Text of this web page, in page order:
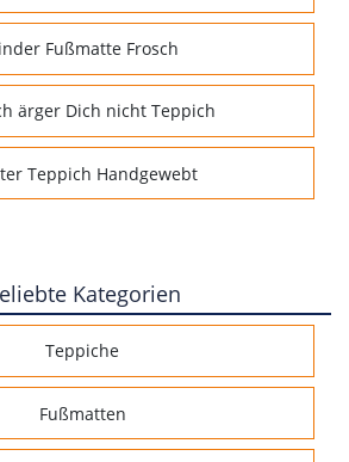
Fußmatte Frosch
ärger Dich nicht Teppich
Teppich Handgewebt
Kategorien
Teppiche
Fußmatten